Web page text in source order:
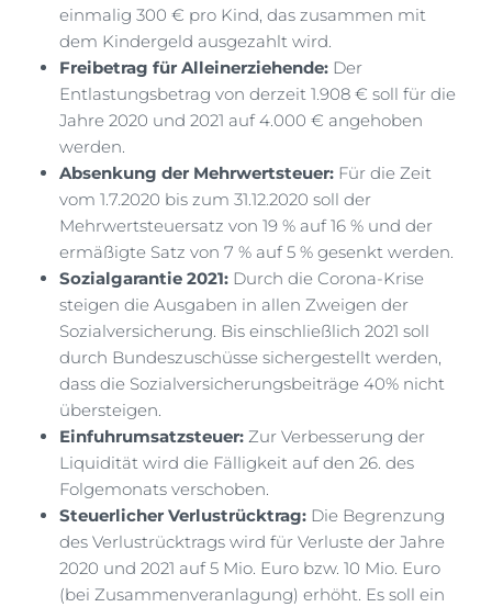
einmalig 300 € pro Kind, das zusammen mit
dem Kindergeld ausgezahlt wird.
Freibetrag für Alleinerziehende: Der
Entlastungsbetrag von derzeit 1.908 € soll für die
Jahre 2020 und 2021 auf 4.000 € angehoben
werden.
Absenkung der Mehrwertsteuer: Für die Zeit
vom 1.7.2020 bis zum 31.12.2020 soll der
Mehrwertsteuersatz von 19 % auf 16 % und der
ermäßigte Satz von 7 % auf 5 % gesenkt werden.
Sozialgarantie 2021: Durch die Corona-Krise
steigen die Ausgaben in allen Zweigen der
Sozialversicherung. Bis einschließlich 2021 soll
durch Bundeszuschüsse sichergestellt werden,
dass die Sozialversicherungsbeiträge 40% nicht
übersteigen.
Einfuhrumsatzsteuer: Zur Verbesserung der
Liquidität wird die Fälligkeit auf den 26. des
Folgemonats verschoben.
Steuerlicher Verlustrücktrag: Die Begrenzung
des Verlustrücktrags wird für Verluste der Jahre
2020 und 2021 auf 5 Mio. Euro bzw. 10 Mio. Euro
(bei Zusammenveranlagung) erhöht. Es soll ein